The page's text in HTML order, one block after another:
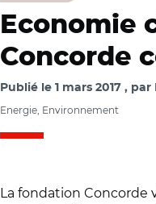
Economie
Concorde
Publié le 1 mars 2017 par
Energie, Environnement
La fondation